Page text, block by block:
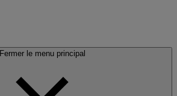
Fermer le menu principal